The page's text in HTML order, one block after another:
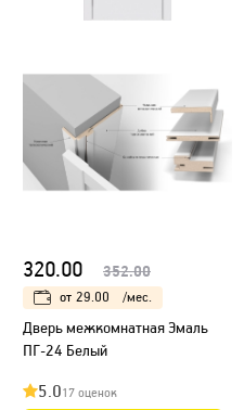
320.00 352.00
от 29.00 /мес.
Дверь межкомнатная Эмаль
ПГ-24 Белый
5.017 оценок